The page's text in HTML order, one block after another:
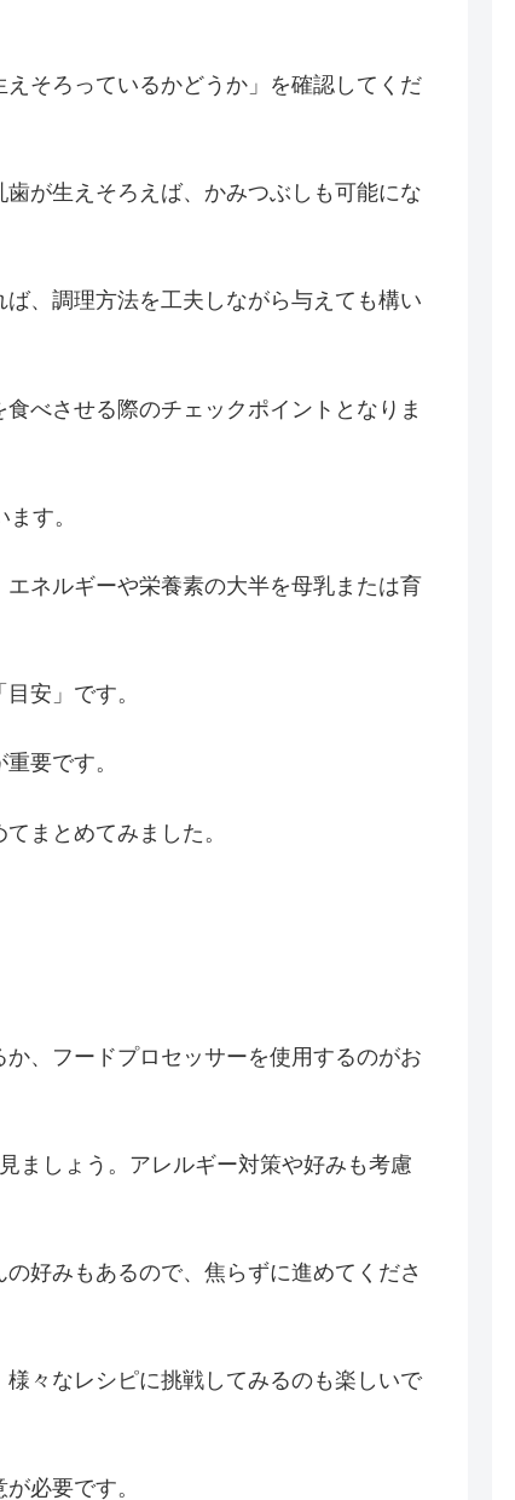
そろっているかどうか」を確認してくだ
が生えそろえば、かみつぶしも可能にな
、調理方法を工夫しながら与えても構い
べさせる際のチェックポイントとなりま
す。
ネルギーや栄養素の大半を母乳または育
安」です。
要です。
まとめてみました。
、フードプロセッサーを使用するのがお
ましょう。アレルギー対策や好みも考慮
好みもあるので、焦らずに進めてくださ
々なレシピに挑戦してみるのも楽しいで
必要です。